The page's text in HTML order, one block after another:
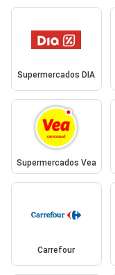
Supermercados DIA
Supermercados Vea
Carrefour